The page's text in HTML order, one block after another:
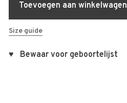
Toevoegen aan winkelwagen
Size guide
♥ Bewaar voor geboortelijst